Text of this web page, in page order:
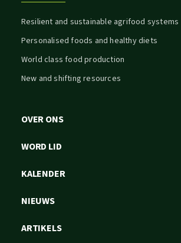
Resilient and sustainable agrifood systems
Personalised foods and healthy diets
World class food production
New and shifting resources
OVER ONS
WORD LID
KALENDER
NIEUWS
ARTIKELS